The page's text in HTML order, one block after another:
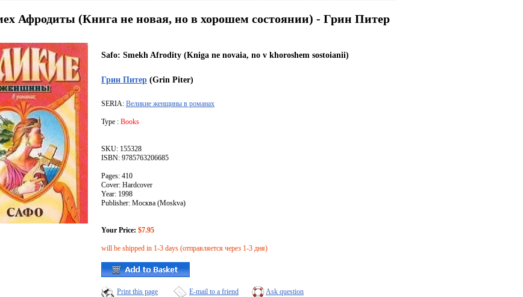
Афродиты (Книга не новая, но в хорошем состоянии) - Грин Питер
Safo: Smekh Afrodity (Kniga ne novaia, no v khoroshem sostoianii)
Грин Питер (Grin Piter)
SERIA: Великие женщины в романах
Type : Books
SKU: 155328
ISBN: 9785763206685
Pages: 410
Cover: Hardcover
Year: 1998
Publisher: Москва (Moskva)
Your Price: $7.95
will be shipped in 1-3 days (отправляется через 1-3 дня)
Print this page E-mail to a friend Ask question